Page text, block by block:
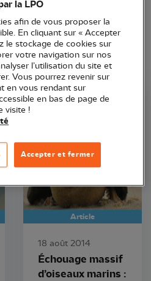
Article
18 août 2014
Échouage massif
d’oiseaux marins :
la LPO
afin de vous proposer la
En cliquant sur « Accepter
le stockage de cookies sur
votre navigation sur nos
l’utilisation du site et
Vous pourrez revenir sur
en vous rendant sur
en bas de page de
visite !
Accepter et fermer